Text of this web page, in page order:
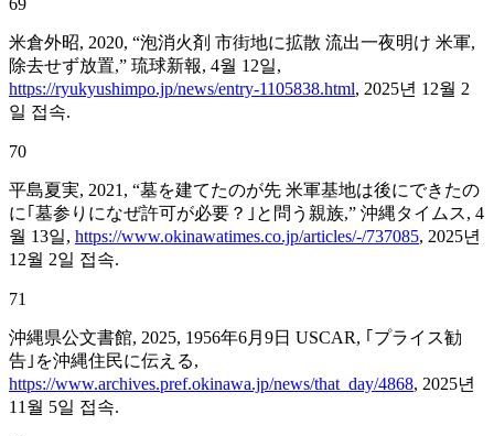
69
米倉外昭, 2020, “泡消火剤 市街地に拡散 流出一夜明け 米軍,
除去せず放置,” 琉球新報, 4월 12일,
https://ryukyushimpo.jp/news/entry-1105838.html, 2025년 12월 2
일 접속.
70
平島夏実, 2021, “墓を建てたのが先 米軍基地は後にできたの
に｢墓参りになぜ許可が必要？｣と問う親族,” 沖縄タイムス, 4
월 13일, https://www.okinawatimes.co.jp/articles/-/737085, 2025년
12월 2일 접속.
71
沖縄県公文書館, 2025, 1956年6月9日 USCAR, ｢プライス勧
告｣を沖縄住民に伝える,
https://www.archives.pref.okinawa.jp/news/that_day/4868, 2025년
11월 5일 접속.